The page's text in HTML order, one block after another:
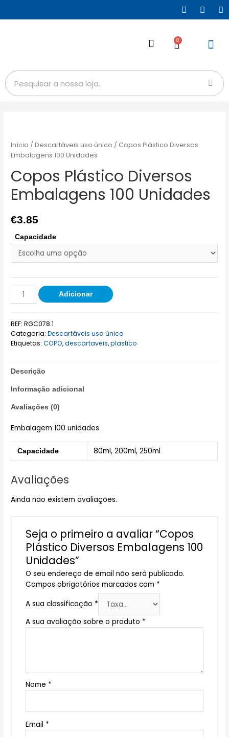
0
Início /Descartáveis uso único / Copos Plástico Diversos
Embalagens 100 Unidades
Copos Plástico Diversos
Embalagens 100 Unidades
€3.85
Capacidade
Adicionar
REF:RGC078.1
Categoria:Descartáveis uso único
Etiquetas:COPO,descartaveis,plastico
Descrição
Informação adicional
Avaliações (0)
Embalagem 100 unidades
Capacidade 80ml, 200ml, 250ml
Avaliações
Ainda não existem avaliações.
Seja o primeiro a avaliar “Copos
Plástico Diversos Embalagens 100
Unidades”
O seu endereço de email não será publicado.
Campos obrigatórios marcados com *
A sua classificação *
A sua avaliação sobre o produto *
Nome *
Email *